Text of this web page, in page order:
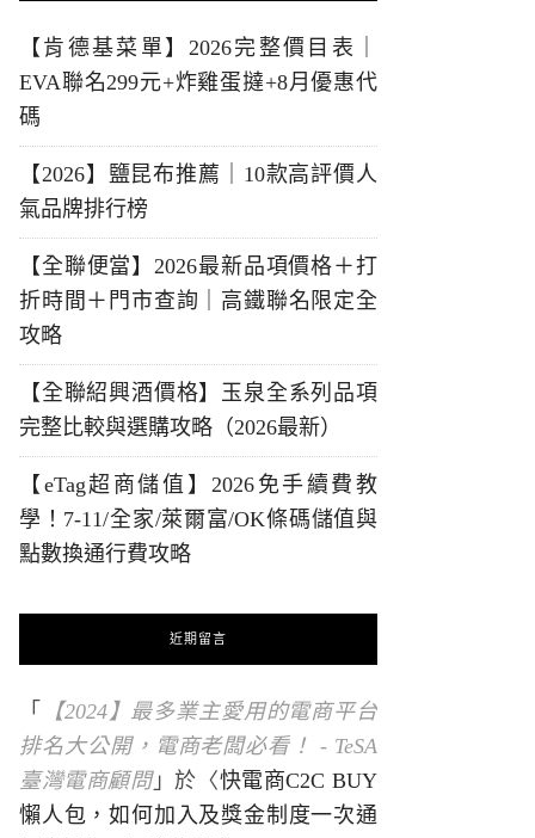
【肯德基菜單】2026完整價目表｜
EVA聯名299元+炸雞蛋撻+8月優惠代
碼
【2026】鹽昆布推薦｜10款高評價人
氣品牌排行榜
【全聯便當】2026最新品項價格＋打
折時間＋門市查詢｜高鐵聯名限定全
攻略
【全聯紹興酒價格】玉泉全系列品項
完整比較與選購攻略（2026最新）
【eTag超商儲值】2026免手續費教
學！7-11/全家/萊爾富/OK條碼儲值與
點數換通行費攻略
近期留言
「
【2024】最多業主愛用的電商平台
排名大公開，電商老闆必看！ - TeSA
臺灣電商顧問」於〈快電商C2C BUY
懶人包，如何加入及獎金制度一次通